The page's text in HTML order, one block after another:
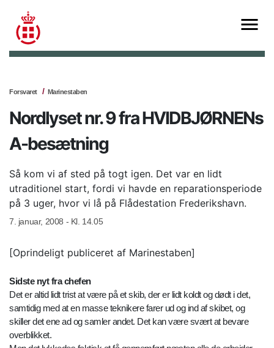
Forsvaret Marinestaben
Nordlyset nr. 9 fra HVIDBJØRNENs
A-besætning
Så kom vi af sted på togt igen. Det var en lidt
utraditionel start, fordi vi havde en reparationsperiode
på 3 uger, hvor vi lå på Flådestation Frederikshavn.
7. januar, 2008 - Kl. 14.05
[Oprindeligt publiceret af Marinestaben]
Sidste nyt fra chefen
Det er altid lidt trist at være på et skib, der er lidt koldt og dødt i det,
samtidig med at en masse teknikere farer ud og ind af skibet, og
skiller det ene ad og samler andet. Det kan være svært at bevare
overblikket.